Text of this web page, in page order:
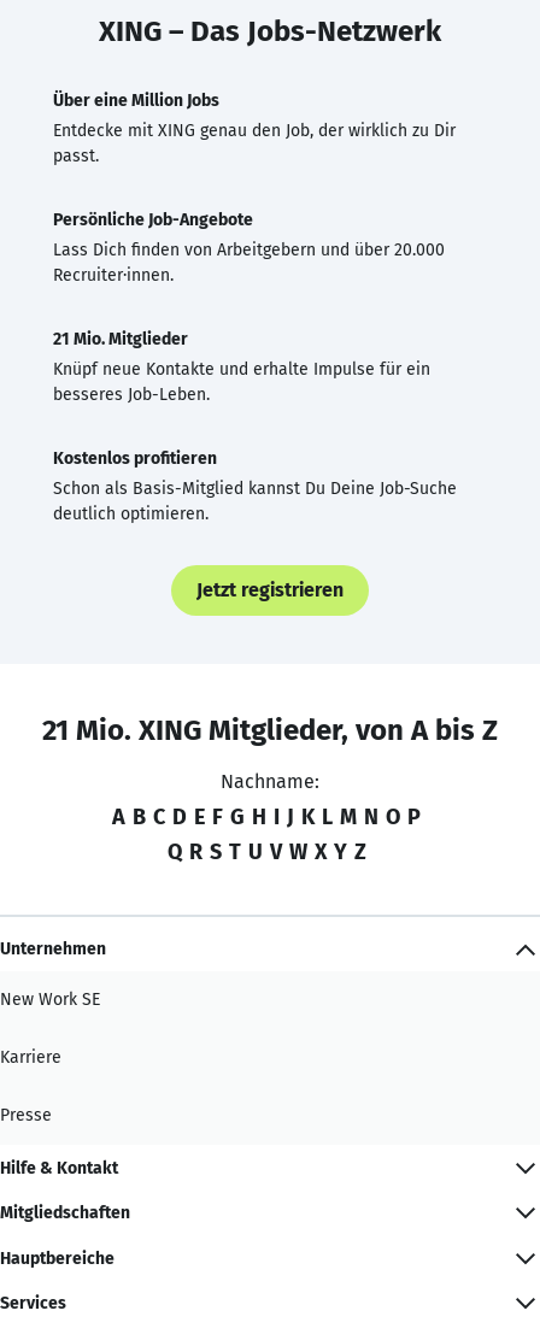
XING – Das Jobs-Netzwerk
Über eine Million Jobs
Entdecke mit XING genau den Job, der wirklich zu Dir
passt.
Persönliche Job-Angebote
Lass Dich finden von Arbeitgebern und über 20.000
Recruiter·innen.
21 Mio. Mitglieder
Knüpf neue Kontakte und erhalte Impulse für ein
besseres Job-Leben.
Kostenlos profitieren
Schon als Basis-Mitglied kannst Du Deine Job-Suche
deutlich optimieren.
Jetzt registrieren
21 Mio. XING Mitglieder, von A bis Z
Nachname:
A B C D E F G H I J K L M N O P
Q R S T U V W X Y Z
Unternehmen
New Work SE
Karriere
Presse
Hilfe & Kontakt
Mitgliedschaften
Hauptbereiche
Services